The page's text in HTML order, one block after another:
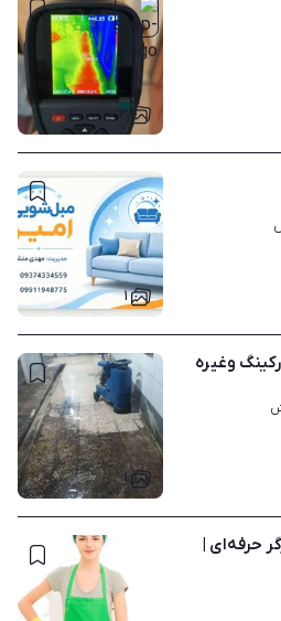
۳
۱
۱
وغیره
حرفه‌ای |